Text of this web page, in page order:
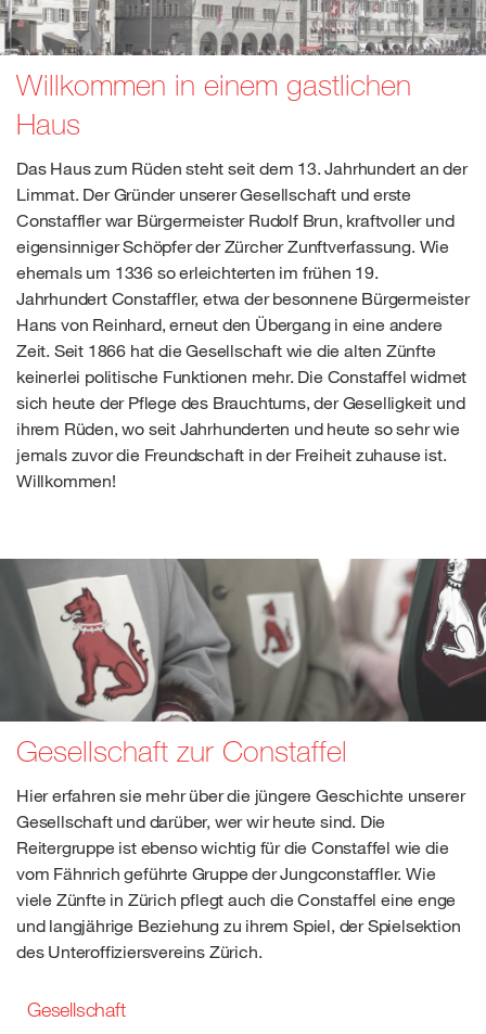
Willkommen in einem gastlichen
Haus
Das Haus zum Rüden steht seit dem 13. Jahrhundert an der
Limmat. Der Gründer unserer Gesellschaft und erste
Constaffler war Bürgermeister Rudolf Brun, kraftvoller und
eigensinniger Schöpfer der Zürcher Zunftverfassung. Wie
ehemals um 1336 so erleichterten im frühen 19.
Jahrhundert Constaffler, etwa der besonnene Bürgermeister
Hans von Reinhard, erneut den Übergang in eine andere
Zeit. Seit 1866 hat die Gesellschaft wie die alten Zünfte
keinerlei politische Funktionen mehr. Die Constaffel widmet
sich heute der Pflege des Brauchtums, der Geselligkeit und
ihrem Rüden, wo seit Jahrhunderten und heute so sehr wie
jemals zuvor die Freundschaft in der Freiheit zuhause ist.
Willkommen!
Gesellschaft zur Constaffel
Hier erfahren sie mehr über die jüngere Geschichte unserer
Gesellschaft und darüber, wer wir heute sind. Die
Reitergruppe ist ebenso wichtig für die Constaffel wie die
vom Fähnrich geführte Gruppe der Jungconstaffler. Wie
viele Zünfte in Zürich pflegt auch die Constaffel eine enge
und langjährige Beziehung zu ihrem Spiel, der Spielsektion
des Unteroffiziersvereins Zürich.
Gesellschaft